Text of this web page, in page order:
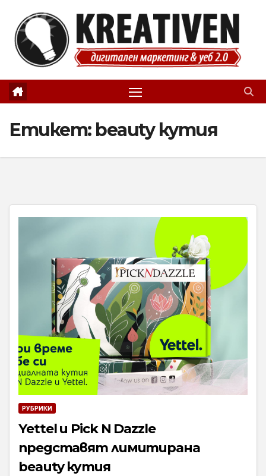
content
Етикет: beauty кутия
РУБРИКИ
Yettel и Pick N Dazzle
представят лимитирана
beauty кутия